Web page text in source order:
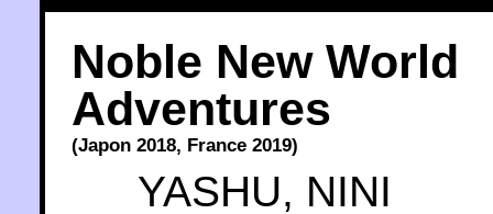
Noble New World
Adventures
(Japon 2018, France 2019)
YASHU, NINI